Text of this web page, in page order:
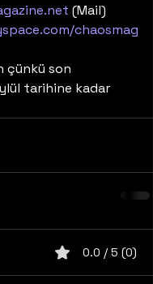
(Mail)
chaosmag
çünkü son
tarihine kadar
0.0 / 5 (0)